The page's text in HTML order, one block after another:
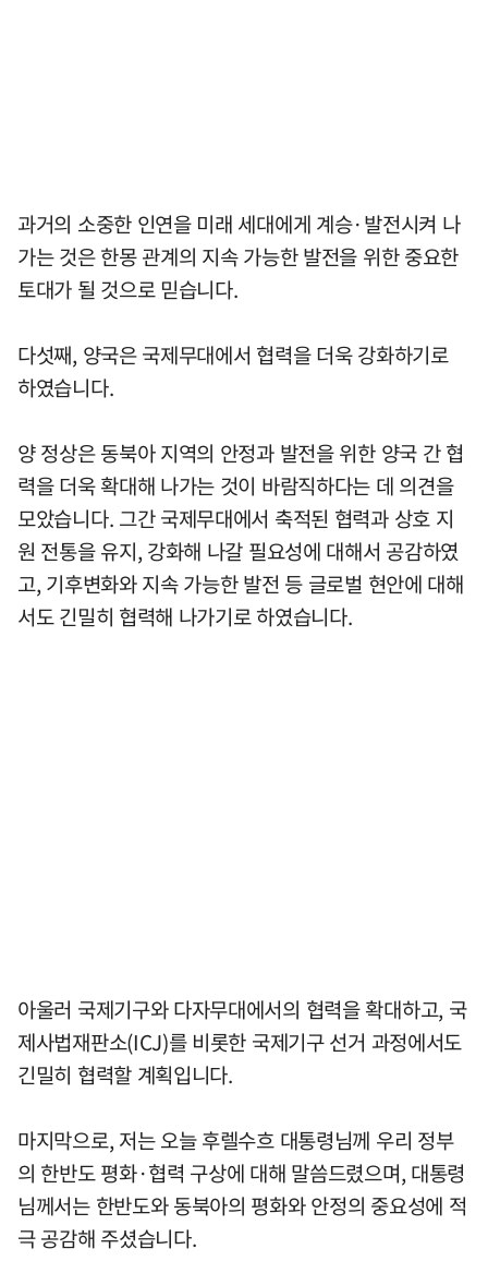
과거의 소중한 인연을 미래 세대에게 계승·발전시켜 나
가는 것은 한몽 관계의 지속 가능한 발전을 위한 중요한
토대가 될 것으로 믿습니다.
다섯째, 양국은 국제무대에서 협력을 더욱 강화하기로
하였습니다.
양 정상은 동북아 지역의 안정과 발전을 위한 양국 간 협
력을 더욱 확대해 나가는 것이 바람직하다는 데 의견을
모았습니다. 그간 국제무대에서 축적된 협력과 상호 지
원 전통을 유지, 강화해 나갈 필요성에 대해서 공감하였
고, 기후변화와 지속 가능한 발전 등 글로벌 현안에 대해
서도 긴밀히 협력해 나가기로 하였습니다.
아울러 국제기구와 다자무대에서의 협력을 확대하고, 국
제사법재판소(ICJ)를 비롯한 국제기구 선거 과정에서도
긴밀히 협력할 계획입니다.
마지막으로, 저는 오늘 후렐수흐 대통령님께 우리 정부
의 한반도 평화·협력 구상에 대해 말씀드렸으며, 대통령
님께서는 한반도와 동북아의 평화와 안정의 중요성에 적
극 공감해 주셨습니다.